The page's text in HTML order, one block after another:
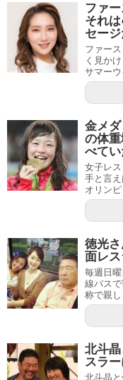
ファ
それ
セージ
ファー
く見か
サマー
金メ
の体
べて
女子レ
手と言
オリン
徳光
面レ
毎週日
線バス
称で親し
北斗
スラ
北斗晶